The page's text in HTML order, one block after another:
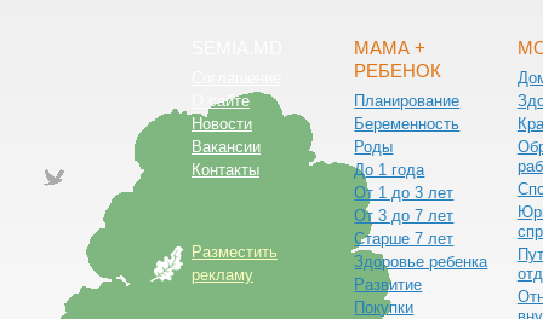
О сайте
Новости
Вакансии
Контакты
Разместить
рекламу
МАМА +
РЕБЕНОК
Планирование
Беременность
Роды
До 1 года
От 1 до 3 лет
От 3 до 7 лет
Старше 7 лет
Здоровье ребенка
Развитие
Покупки